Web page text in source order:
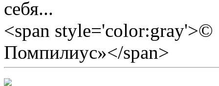
себя...
<span style='color:gray'>©
Помпилиус»</span>